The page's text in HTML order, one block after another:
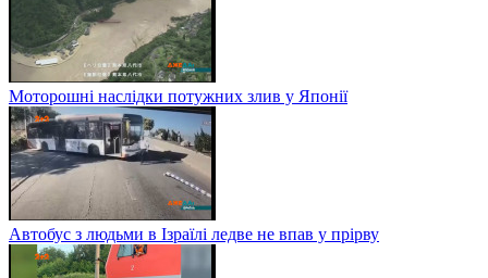
Моторошні наслідки потужних злив у Японії
Автобус з людьми в Ізраїлі ледве не впав у прірву